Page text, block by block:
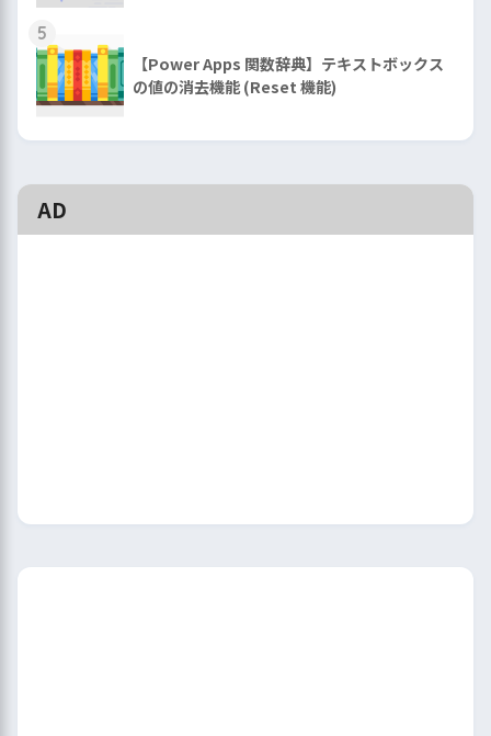
5
【Power Apps 関数辞典】テキストボックス
の値の消去機能 (Reset 機能)
AD